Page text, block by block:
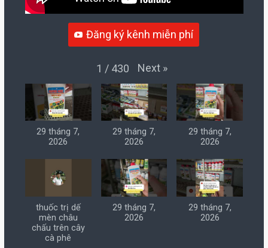
Đăng ký kênh miễn phí
1 / 430 Next »
29 tháng 7,
2026
29 tháng 7,
2026
29 tháng 7,
2026
thuốc trị dế
mèn châu
chấu trên cây
cà phê
29 tháng 7,
2026
29 tháng 7,
2026